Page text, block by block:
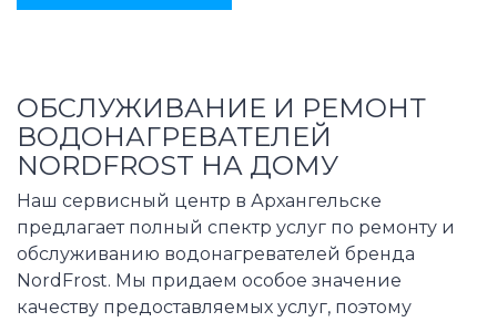
ОБСЛУЖИВАНИЕ И РЕМОНТ
ВОДОНАГРЕВАТЕЛЕЙ
NORDFROST НА ДОМУ
Наш сервисный центр в Архангельске
предлагает полный спектр услуг по ремонту и
обслуживанию водонагревателей бренда
NordFrost. Мы придаем особое значение
качеству предоставляемых услуг, поэтому